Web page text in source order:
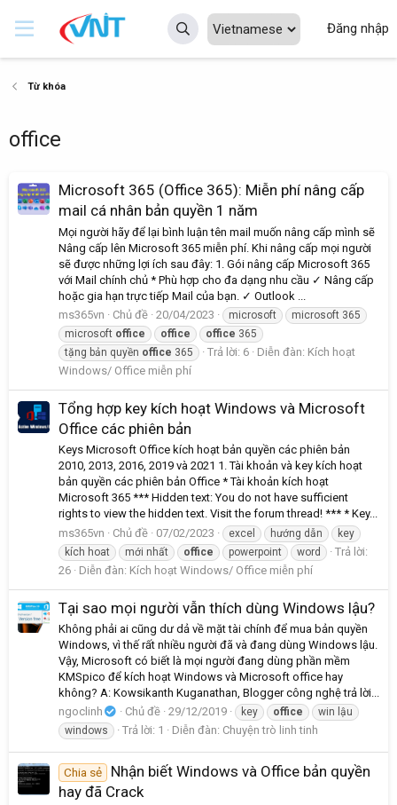
Đăng nhập
Từ khóa
office
Microsoft 365 (Office 365): Miễn phí nâng cấp
mail cá nhân bản quyền 1 năm
Mọi người hãy để lại bình luận tên mail muốn nâng cấp mình sẽ
Nâng cấp lên Microsoft 365 miễn phí. Khi nâng cấp mọi người
sẽ được những lợi ích sau đây: 1. Gói nâng cấp Microsoft 365
với Mail chính chủ * Phù hợp cho đa dạng nhu cầu ✓ Nâng cấp
hoặc gia hạn trực tiếp Mail của bạn. ✓ Outlook ...
ms365vn
Chủ đề 20/04/2023 microsoft
microsoft 365
microsoft office office office 365
tặng bản quyền office 365 Trả lời: 6 Diễn đàn: Kích hoạt
Windows/ Office miễn phí
Tổng hợp key kích hoạt Windows và Microsoft
Office các phiên bản
Keys Microsoft Office kích hoạt bản quyền các phiên bản
2010, 2013, 2016, 2019 và 2021 1. Tài khoản và key kích hoạt
bản quyền các phiên bản Office * Tài khoản kích hoạt
Microsoft 365 *** Hidden text: You do not have sufficient
rights to view the hidden text. Visit the forum thread! *** * Key...
ms365vn
Chủ đề 07/02/2023 excel hướng dẫn
key
kích hoat
mới nhất office powerpoint word
Trả lời:
26
Diễn đàn: Kích hoạt Windows/ Office miễn phí
Tại sao mọi người vẫn thích dùng Windows lậu?
Không phải ai cũng dư dả về mặt tài chính để mua bản quyền
Windows, vì thế rất nhiều người đã và đang dùng Windows lậu.
Vậy, Microsoft có biết là mọi người đang dùng phần mềm
KMSpico để kích hoạt Windows và Microsoft office hay
không? A: Kowsikanth Kuganathan, Blogger công nghệ trả lời...
ngoclinh
Chủ đề 29/12/2019 key office
win lậu
windows
Trả lời: 1 Diễn đàn: Chuyện trò linh tinh
Chia sẻ
Nhận biết Windows và Office bản quyền
hay đã Crack